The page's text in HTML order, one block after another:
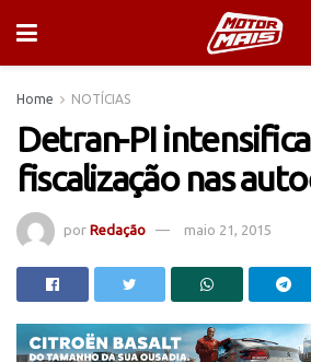
Home NOTÍCIAS
Detran-PI intensifica
fiscalização nas
por Redação maio 21, 2015